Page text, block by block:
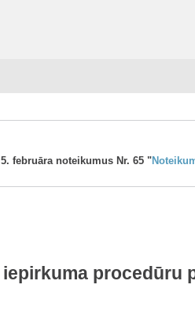
februāra noteikumus Nr. 65 "
procedūru